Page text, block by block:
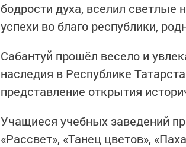
бодрости духа, вселил
успехи во благо республики,
Сабантуй прошёл весело и
наследия в Республике
представление от­крытия
Учащиеся учебных заведений
«Рассвет», «Та­нец цветов»,